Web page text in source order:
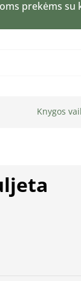
prekėms su
Knygos